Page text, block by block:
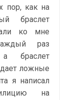
пор, как на
браслет
ко мне
раз
браслет
ложные
я написал
на